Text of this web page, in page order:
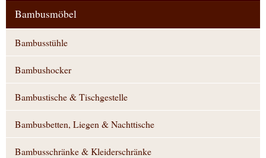
Bambusmöbel
Bambusstühle
Bambushocker
Bambustische & Tischgestelle
Bambusbetten, Liegen & Nachttische
Bambusschränke & Kleiderschränke